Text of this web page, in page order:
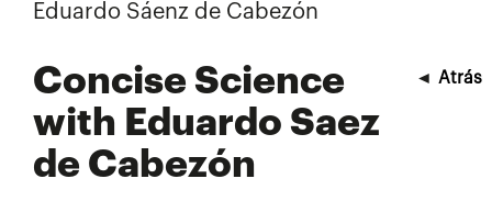
Eduardo Sáenz de Cabezón
Concise Science
with Eduardo Saez
de Cabezón
◄ Atrás